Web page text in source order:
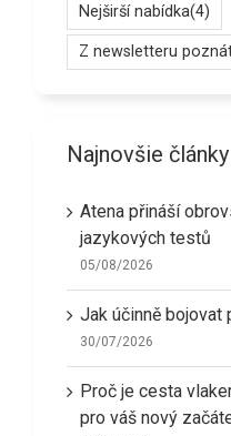
Nejširší nabídka(4)
Z newsletteru
Najnovšie články
Atena přináší
jazykových testů
05/08/2026
Jak účinně
30/07/2026
Proč je cesta
pro váš nový